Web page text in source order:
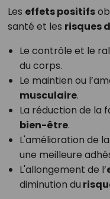
Les effets positifs
santé et les risques
Le contrôle et le
du corps.
Le maintien ou
musculaire.
La réduction de la
bien-être.
L'amélioration de
une meilleure
L'allongement de l’
diminution du